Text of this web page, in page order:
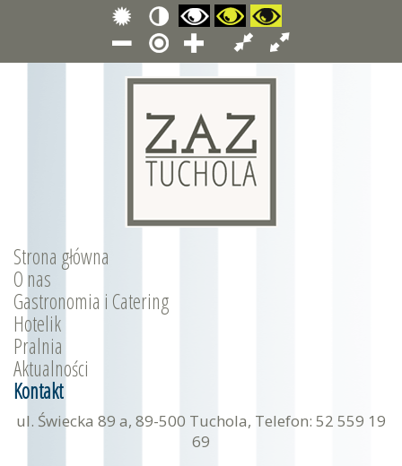
Strona główna
O nas
Gastronomia i Catering
Hotelik
Pralnia
Aktualności
Kontakt
ul. Świecka 89 a, 89-500 Tuchola, Telefon: 52 559 19
69